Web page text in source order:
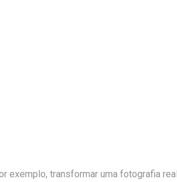
transformar uma fotografia